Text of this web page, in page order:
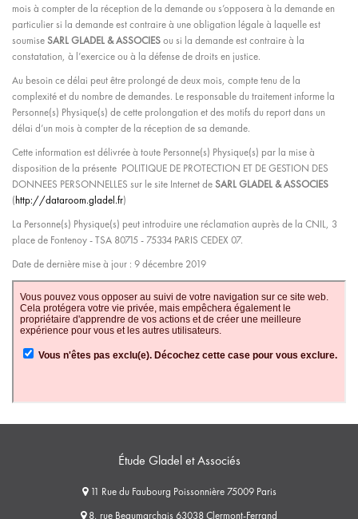
mois à compter de la réception de la demande ou s’opposera à la demande en
particulier si la demande est contraire à une obligation légale à laquelle est
soumiseSARL GLADEL & ASSOCIESou si la demande est contraire à la
constatation, à l’exercice ou à la défense de droits en justice.
Au besoin ce délai peut être prolongé de deux mois, compte tenu de la
complexité et du nombre de demandes. Le responsable du traitement informe la
Personne(s) Physique(s) de cette prolongation et des motifs du report dans un
délai d’un mois à compter de la réception de sa demande.
Cette information est délivrée à toute Personne(s) Physique(s) par la mise à
disposition de la présente POLITIQUE DE PROTECTION ET DE GESTION DES
DONNEES PERSONNELLES sur le site Internet deSARL GLADEL & ASSOCIES
(http://dataroom.gladel.fr)
La Personne(s) Physique(s) peut introduire une réclamation auprès de la CNIL, 3
place de Fontenoy - TSA 80715 - 75334 PARIS CEDEX 07.
Date de dernière mise à jour : 9 décembre 2019
Étude Gladel et Associés
11 Rue du Faubourg Poissonnière 75009 Paris
8, rue Beaumarchais 63038 Clermont-Ferrand